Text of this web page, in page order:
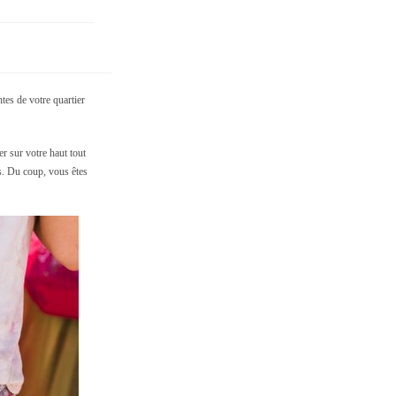
de votre quartier
sur votre haut tout
Du coup, vous êtes